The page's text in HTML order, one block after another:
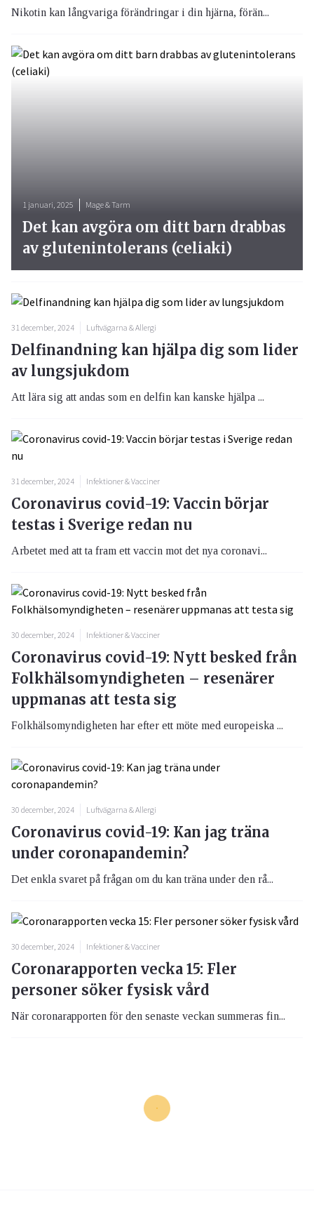
Nikotin kan långvariga förändringar i din hjärna, förän...
1 januari, 2025 Mage & Tarm
Det kan avgöra om ditt barn drabbas
av glutenintolerans (celiaki)
31 december, 2024 Luftvägarna & Allergi
Delfinandning kan hjälpa dig som lider
av lungsjukdom
Att lära sig att andas som en delfin kan kanske hjälpa ...
31 december, 2024 Infektioner & Vacciner
Coronavirus covid-19: Vaccin börjar
testas i Sverige redan nu
Arbetet med att ta fram ett vaccin mot det nya coronavi...
30 december, 2024 Infektioner & Vacciner
Coronavirus covid-19: Nytt besked från
Folkhälsomyndigheten – resenärer
uppmanas att testa sig
Folkhälsomyndigheten har efter ett möte med europeiska ...
30 december, 2024 Luftvägarna & Allergi
Coronavirus covid-19: Kan jag träna
under coronapandemin?
Det enkla svaret på frågan om du kan träna under den rå...
30 december, 2024 Infektioner & Vacciner
Coronarapporten vecka 15: Fler
personer söker fysisk vård
När coronarapporten för den senaste veckan summeras fin...